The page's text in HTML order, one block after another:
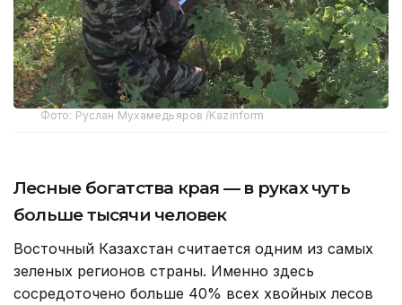
Фото: Руслан Мухамедьяров /Kazinform
Лесные богатства края — в руках чуть
больше тысячи человек
Восточный Казахстан считается одним из самых
зеленых регионов страны. Именно здесь
сосредоточено больше 40% всех хвойных лесов